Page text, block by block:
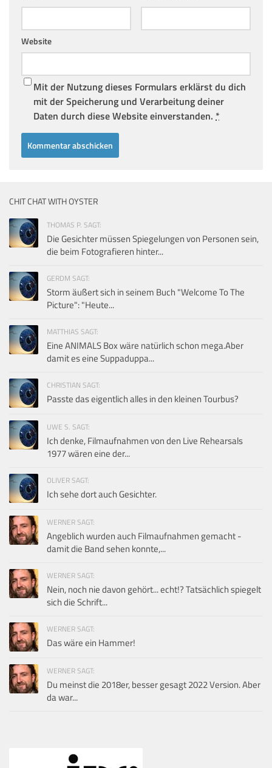
Website
Mit der Nutzung dieses Formulars erklärst du dich
mit der Speicherung und Verarbeitung deiner
Daten durch diese Website einverstanden. *
CHIT CHAT WITH OYSTER
THOMAS P. SAGT:
Die Gesichter müssen Spiegelungen von Personen sein,
die beim Fotografieren hinter...
GERDM SAGT:
Storm äußert sich in seinem Buch "Welcome To The
Picture": "Heute...
MATTHIAS SAGT:
Eine ANIMALS Box wäre natürlich schon mega.Aber
damit es eine Suppaduppa...
CHRISTIAN SAGT:
Passte das eigentlich alles in den kleinen Tourbus?
UWE S. SAGT:
Ich denke, Filmaufnahmen von den Live Rehearsals
1977 wären eine der...
OLIVER SAGT:
Ich sehe dort auch Gesichter.
WERNER SAGT:
Angeblich wurden auch Filmaufnahmen gemacht -
damit die Band sehen konnte,...
WERNER SAGT:
Nein, noch nie davon gehört... echt!? Tatsächlich spiegelt
sich die Schrift...
WERNER SAGT:
Das wäre ein Hammer!
WERNER SAGT:
Du meinst die 2018er, besser gesagt 2022 Version. Aber
da war...